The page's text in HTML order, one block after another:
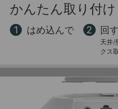
かんたん取り付け
1 はめ込んで 2 回
天井/
クス